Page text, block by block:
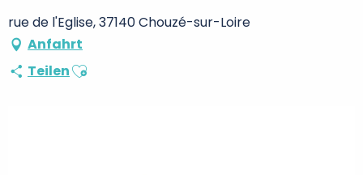
rue de l'Eglise, 37140 Chouzé-sur-Loire
Anfahrt
TeilenAjouter aux favoris